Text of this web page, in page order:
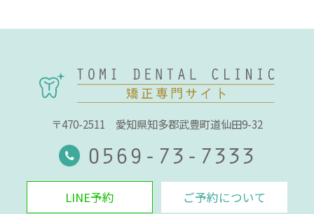
〒470-2511 愛知県知多郡武豊町道仙田9-32
0569-73-7333
LINE予約 ご予約について